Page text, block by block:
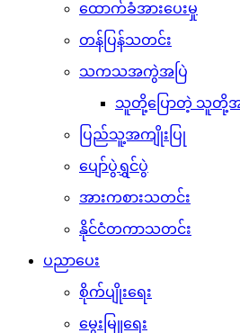
ထောက်ခံအားပေးမှု
တန်ပြန်သတင်း
သကသအကွဲအပြဲ
သူတို့ပြောတဲ့ သူတို့အ
ပြည်သူ့အကျိုးပြု
ပျော်ပွဲရွှင်ပွဲ
အားကစားသတင်း
နိုင်ငံတကာသတင်း
ပညာပေး
စိုက်ပျိုးရေး
မွေးမြူရေး